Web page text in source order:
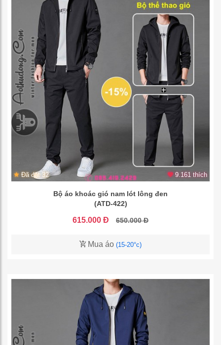
Đã đặt 32 9.161 thích
Bộ áo khoác gió nam lót lông đen
(ATD-422)
615.000 Đ 650.000 Đ
Mua áo (15-20°c)